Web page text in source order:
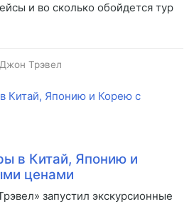
и во сколько обойдется тур
Джон Трэвел
в Китай, Японию и
ценами
запустил экскурсионные